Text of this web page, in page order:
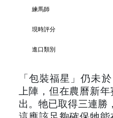
練馬師
現時評分
進口類別
「包裝福星」仍未
上陣，但在農曆新
出。牠已取得三連勝